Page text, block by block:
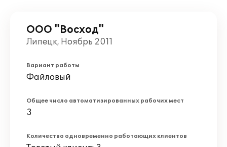
ООО "Восход"
Липецк, Ноябрь 2011
Вариант работы
Файловый
Общее число автоматизированных рабочих мест
3
Количество одновременно работающих клиентов